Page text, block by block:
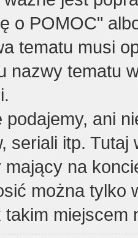
o POMOC"
tematu musi
nazwy tematu
podajemy, ani
seriali itp. Tutaj
na
można tylko
miejscem